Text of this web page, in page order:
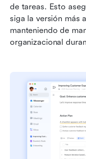
de tareas. Esto
siga la versión más
manteniendo de
organizacional